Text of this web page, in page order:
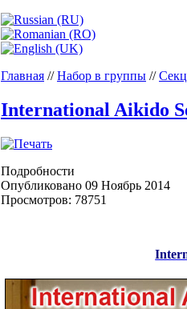
Главная //Набор в группы //
International Aikido
Подробности
Опубликовано 09 Ноябрь 2014
Просмотров: 78751